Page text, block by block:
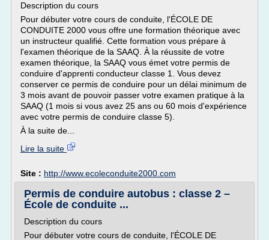
Description du cours
Pour débuter votre cours de conduite, l'ÉCOLE DE
CONDUITE 2000 vous offre une formation théorique avec
un instructeur qualifié. Cette formation vous prépare à
l'examen théorique de la SAAQ. À la réussite de votre
examen théorique, la SAAQ vous émet votre permis de
conduire d'apprenti conducteur classe 1. Vous devez
conserver ce permis de conduire pour un délai minimum de
3 mois avant de pouvoir passer votre examen pratique à la
SAAQ (1 mois si vous avez 25 ans ou 60 mois d'expérience
avec votre permis de conduire classe 5).
À la suite de...
Lire la suite
Site : http://www.ecoleconduite2000.com
Permis de conduire autobus : classe 2 –
École de conduite ...
Description du cours
Pour débuter votre cours de conduite, l'ÉCOLE DE